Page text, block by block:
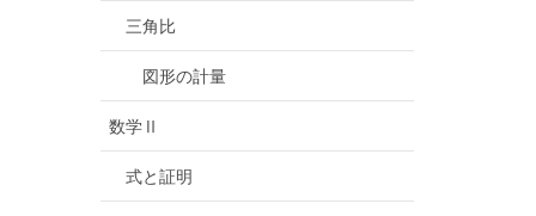
三角比
図形の計量
数学Ⅱ
式と証明